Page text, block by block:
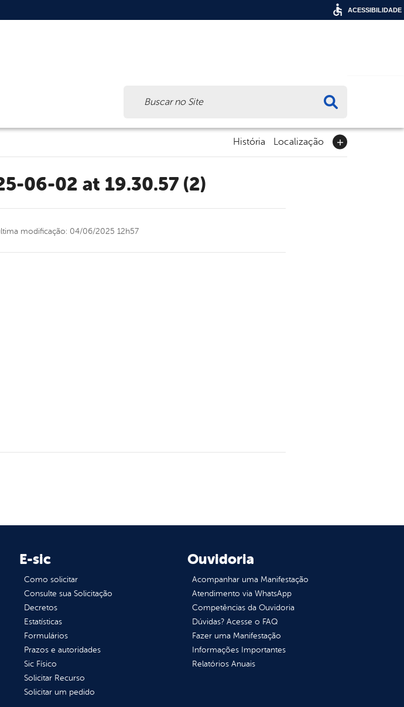
História Localização
06-02 at 19.30.57 (2)
modificação: 04/06/2025 12h57
E-sic
Como solicitar
Consulte sua Solicitação
Decretos
Estatísticas
Formulários
Prazos e autoridades
Sic Físico
Solicitar Recurso
Solicitar um pedido
Ouvidoria
Acompanhar uma Manifestação
Atendimento via WhatsApp
Competências da Ouvidoria
Dúvidas? Acesse o FAQ
Fazer uma Manifestação
Informações Importantes
Relatórios Anuais
ACESSIBILIDADE